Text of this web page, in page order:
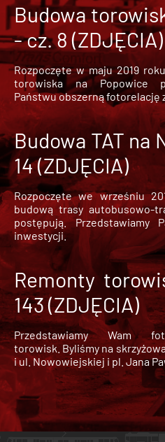
Budowa
- cz. 8 (ZDJĘCIA)
Rozpoczęte w maju 2019
torowiska na Popowice
Państwu obszerną fotorelację
Budowa TAT na
14 (ZDJĘCIA)
Rozpoczęte we wrześniu
budową trasy autobusowo-
postępują.
inwestycji.
Remonty
143 (ZDJĘCIA)
Przedstawiamy Wam
torowisk. Byliśmy na
i ul. Nowowiejskiej i pl. Jana